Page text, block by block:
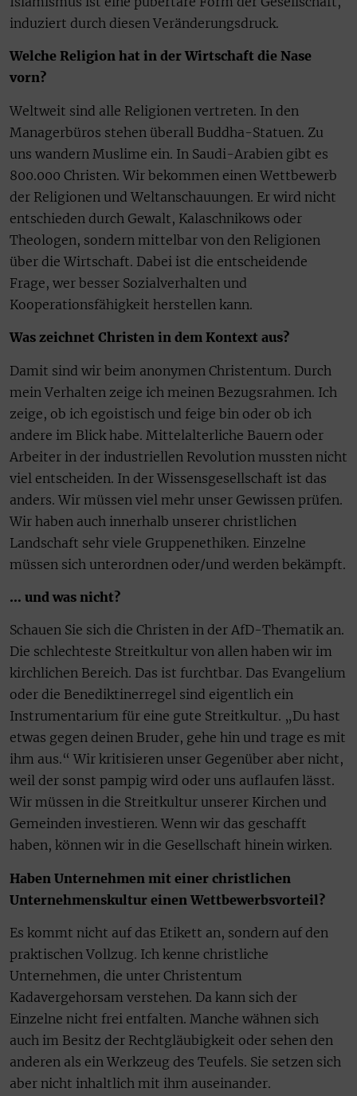
induziert durch diesen Veränderungsdruck.
Welche Religion hat in der Wirtschaft die Nase
vorn?
Weltweit sind alle Religionen vertreten. In den
Managerbüros stehen überall Buddha-Statuen. Zu
uns wandern Muslime ein. In Saudi-Arabien gibt es
800.000 Christen. Wir bekommen einen Wettbewerb
der Religionen und Weltanschauungen. Er wird nicht
entschieden durch Gewalt, Kalaschnikows oder
Theologen, sondern mittelbar von den Religionen
über die Wirtschaft. Dabei ist die entscheidende
Frage, wer besser Sozialverhalten und
Kooperationsfähigkeit herstellen kann.
Was zeichnet Christen in dem Kontext aus?
Damit sind wir beim anonymen Christentum. Durch
mein Verhalten zeige ich meinen Bezugsrahmen. Ich
zeige, ob ich egoistisch und feige bin oder ob ich
andere im Blick habe. Mittelalterliche Bauern oder
Arbeiter in der industriellen Revolution mussten nicht
viel entscheiden. In der Wissensgesellschaft ist das
anders. Wir müssen viel mehr unser Gewissen prüfen.
Wir haben auch innerhalb unserer christlichen
Landschaft sehr viele Gruppenethiken. Einzelne
müssen sich unterordnen oder/und werden bekämpft.
… und was nicht?
Schauen Sie sich die Christen in der AfD-Thematik an.
Die schlechteste Streitkultur von allen haben wir im
kirchlichen Bereich. Das ist furchtbar. Das Evangelium
oder die Benediktinerregel sind eigentlich ein
Instrumentarium für eine gute Streitkultur. „Du hast
etwas gegen deinen Bruder, gehe hin und trage es mit
ihm aus.“ Wir kritisieren unser Gegenüber aber nicht,
weil der sonst pampig wird oder uns auflaufen lässt.
Wir müssen in die Streitkultur unserer Kirchen und
Gemeinden investieren. Wenn wir das geschafft
haben, können wir in die Gesellschaft hinein wirken.
Haben Unternehmen mit einer christlichen
Unternehmenskultur einen Wettbewerbsvorteil?
Es kommt nicht auf das Etikett an, sondern auf den
praktischen Vollzug. Ich kenne christliche
Unternehmen, die unter Christentum
Kadavergehorsam verstehen. Da kann sich der
Einzelne nicht frei entfalten. Manche wähnen sich
auch im Besitz der Rechtgläubigkeit oder sehen den
anderen als ein Werkzeug des Teufels. Sie setzen sich
aber nicht inhaltlich mit ihm auseinander.